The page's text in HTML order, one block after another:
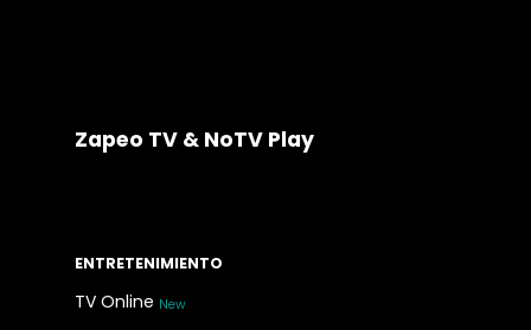
Zapeo TV & NoTV Play
ENTRETENIMIENTO
TV Online New